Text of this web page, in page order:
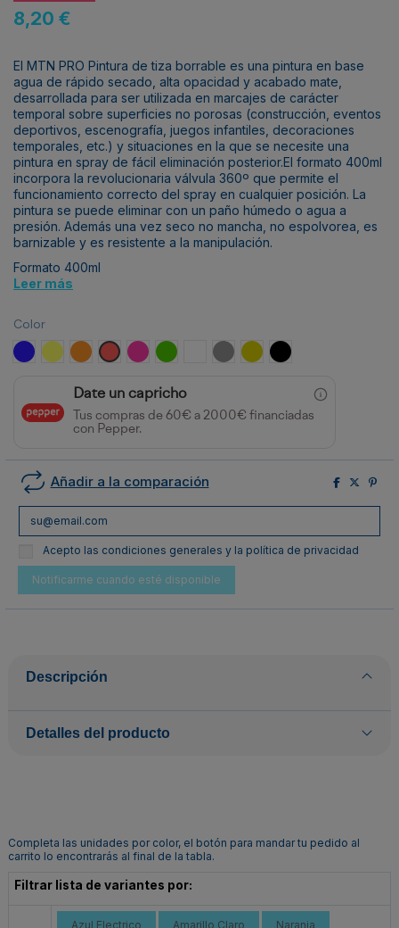
8,20 €
El MTN PRO Pintura de tiza borrable es una pintura en base
agua de rápido secado, alta opacidad y acabado mate,
desarrollada para ser utilizada en marcajes de carácter
temporal sobre superficies no porosas (construcción, eventos
deportivos, escenografía, juegos infantiles, decoraciones
temporales, etc.) y situaciones en la que se necesite una
pintura en spray de fácil eliminación posterior.El formato 400ml
incorpora la revolucionaria válvula 360º que permite el
funcionamiento correcto del spray en cualquier posición. La
pintura se puede eliminar con un paño húmedo o agua a
presión. Además una vez seco no mancha, no espolvorea, es
barnizable y es resistente a la manipulación.
Formato 400ml
Leer más
Color
Azul Electrico
Amarillo Claro
NaranjaRojo claroMagentaVerde Valle
Blanco Plata Oro Negro
Date un capricho
Tus compras de 60€ a 2000€ financiadas
con Pepper.
Añadir a la comparación
Acepto las condiciones generales y la política de privacidad
Descripción
Detalles del producto
Completa las unidades por color, el botón para mandar tu pedido al
carrito lo encontrarás al final de la tabla.
Filtrar lista de variantes por:
Azul Electrico Amarillo Claro Naranja